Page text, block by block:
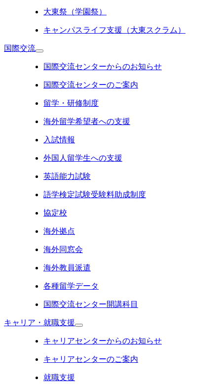
大東祭（学園祭）
キャンパスライフ支援（大東スクラム）
国際交流
国際交流センターからのお知らせ
国際交流センターのご案内
留学・研修制度
海外留学希望者への支援
入試情報
外国人留学生への支援
英語能力試験
語学検定試験受験料助成制度
協定校
海外拠点
海外同窓会
海外教員派遣
各種留学データ
国際交流センター開講科目
キャリア・就職支援
キャリアセンターからのお知らせ
キャリアセンターのご案内
就職支援